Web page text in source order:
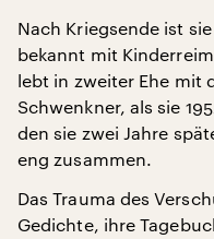
Nach Kriegsende ist
bekannt mit
lebt in zweiter Ehe mit
Schwenkner, als sie
den sie zwei Jahre
eng zusammen.
Das Trauma des
Gedichte, ihre